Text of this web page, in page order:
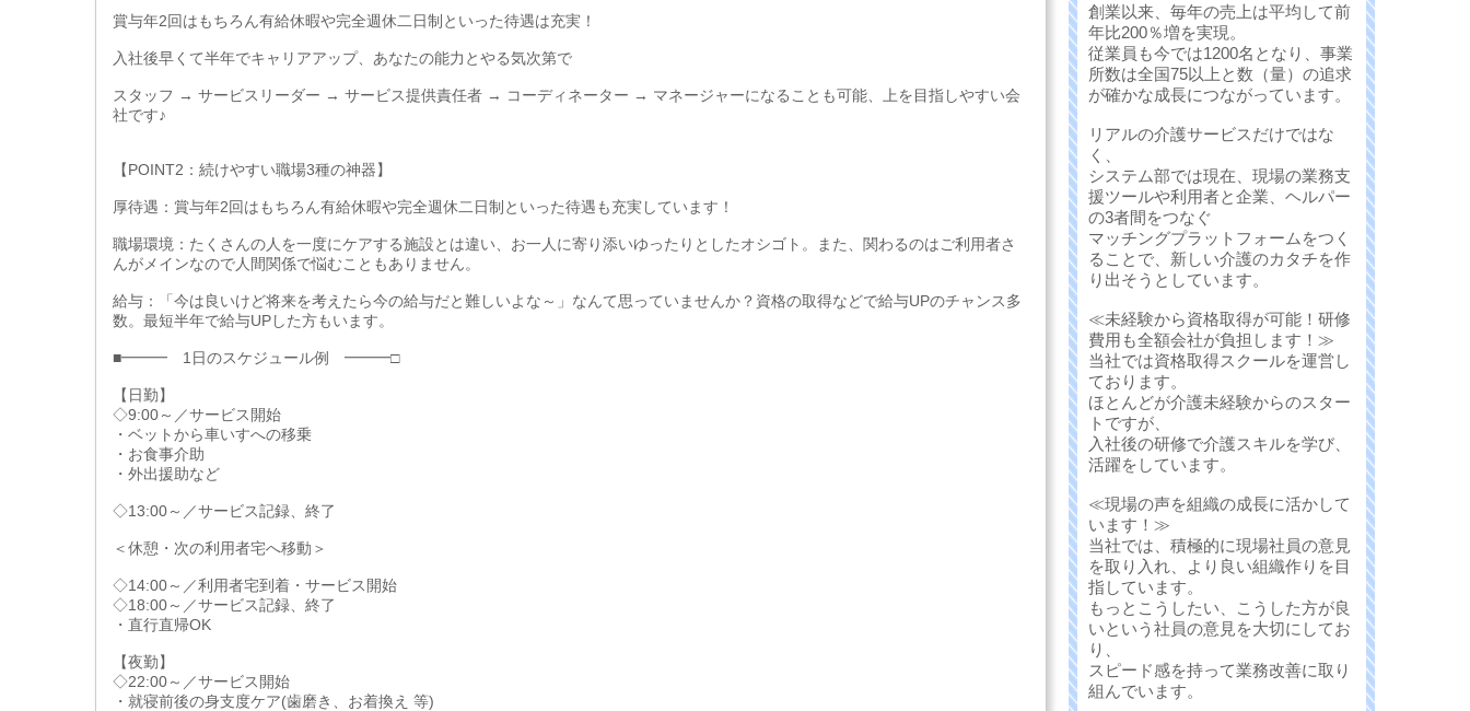
賞与年2回はもちろん有給休暇や完全週休二日制といった待遇は充実！
入社後早くて半年でキャリアアップ、あなたの能力とやる気次第で
スタッフ → サービスリーダー → サービス提供責任者 → コーディネーター → マネージャーになることも可能、上を目指しやすい会
社です♪
【POINT2：続けやすい職場3種の神器】
厚待遇：賞与年2回はもちろん有給休暇や完全週休二日制といった待遇も充実しています！
職場環境：たくさんの人を一度にケアする施設とは違い、お一人に寄り添いゆったりとしたオシゴト。また、関わるのはご利用者さ
んがメインなので人間関係で悩むこともありません。
給与：「今は良いけど将来を考えたら今の給与だと難しいよな～」なんて思っていませんか？資格の取得などで給与UPのチャンス多
数。最短半年で給与UPした方もいます。
■━━━ 1日のスケジュール例 ━━━□
【日勤】
◇9:00～／サービス開始
・ベットから車いすへの移乗
・お食事介助
・外出援助など
◇13:00～／サービス記録、終了
＜休憩・次の利用者宅へ移動＞
◇14:00～／利用者宅到着・サービス開始
◇18:00～／サービス記録、終了
・直行直帰OK
【夜勤】
◇22:00～／サービス開始
・就寝前後の身支度ケア(歯磨き、お着換え 等)
創業以来、毎年の売上は平均して前
年比200％増を実現。
従業員も今では1200名となり、事業
所数は全国75以上と数（量）の追求
が確かな成長につながっています。
リアルの介護サービスだけではな
く、
システム部では現在、現場の業務支
援ツールや利用者と企業、ヘルパー
の3者間をつなぐ
マッチングプラットフォームをつく
ることで、新しい介護のカタチを作
り出そうとしています。
≪未経験から資格取得が可能！研修
費用も全額会社が負担します！≫
当社では資格取得スクールを運営し
ております。
ほとんどが介護未経験からのスター
トですが、
入社後の研修で介護スキルを学び、
活躍をしています。
≪現場の声を組織の成長に活かして
います！≫
当社では、積極的に現場社員の意見
を取り入れ、より良い組織作りを目
指しています。
もっとこうしたい、こうした方が良
いという社員の意見を大切にしてお
り、
スピード感を持って業務改善に取り
組んでいます。